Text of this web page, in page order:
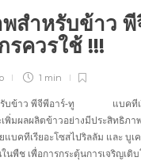
สำหรับข้าว
รควรใช้ !!!
1 min
บข้าว พีจีพีอาร์-ทู แบคทีเรีย
พิ่มผลผลิตข้าวอย่างมีประสิทธิภ
บคทีเรียอะโซสไปริลลัม และ บูเ
นพืช เพื่อการกระตุ้นการเจริญเติ